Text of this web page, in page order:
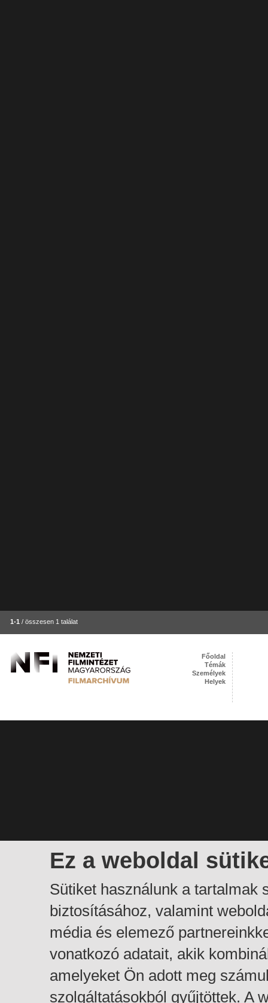
1-1 / összesen 1 találat
Ez a weboldal
Sütiket használunk a tartalmak
biztosításához, valamint
média és elemező
vonatkozó adatait, akik
amelyeket Ön adott meg
szolgáltatásokból gyűjtöttek. A
Főoldal
Témák
Személyek
Helyek